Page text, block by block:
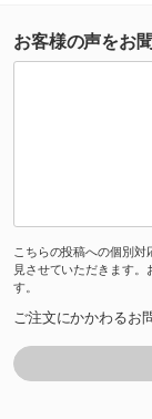
お客様の声をお
こちらの投稿への個別
見させていただきます
す。
ご注文にかかわるお